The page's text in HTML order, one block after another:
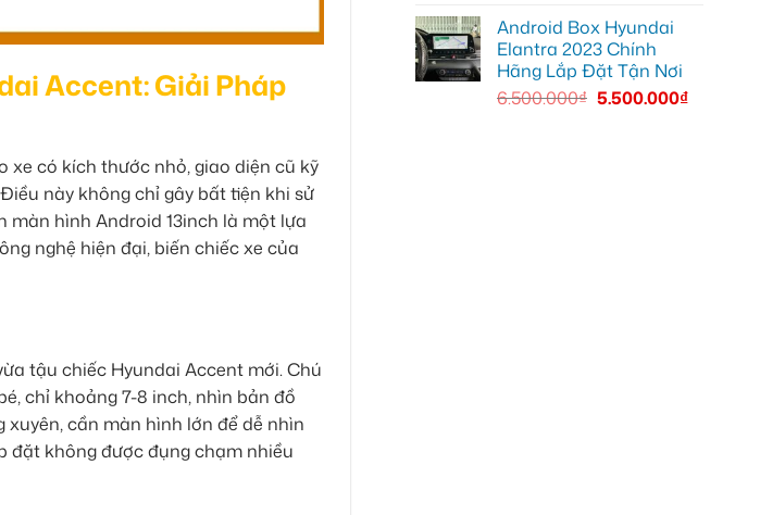
Accent: Giải Pháp
xe có kích thước nhỏ, giao diện cũ kỹ
này không chỉ gây bất tiện khi sử
màn hình Android 13inch là một lựa
nghệ hiện đại, biến chiếc xe của
tậu chiếc Hyundai Accent mới. Chú
chỉ khoảng 7-8 inch, nhìn bản đồ
xuyên, cần màn hình lớn để dễ nhìn
đặt không được đụng chạm nhiều
Android Box Hyundai
Elantra 2023 Chính
Hãng Lắp Đặt Tận Nơi
6.500.000₫ 5.500.000₫